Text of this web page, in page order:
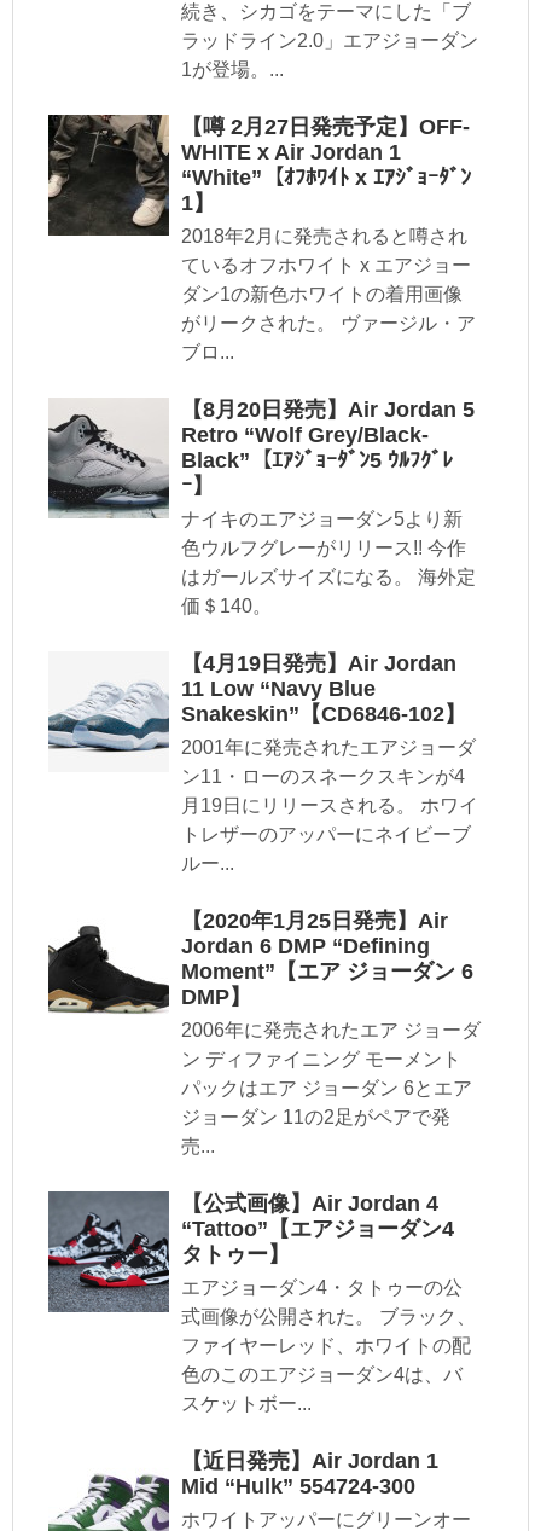
続き、シカゴをテーマにした「ブ
ラッドライン2.0」エアジョーダン
1が登場。...
【噂 2月27日発売予定】OFF-
WHITE x Air Jordan 1
“White”【ｵﾌﾎﾜｲﾄ x ｴｱｼﾞｮｰﾀﾞﾝ
1】
2018年2月に発売されると噂され
ているオフホワイト x エアジョー
ダン1の新色ホワイトの着用画像
がリークされた。 ヴァージル・ア
ブロ...
【8月20日発売】Air Jordan 5
Retro “Wolf Grey/Black-
Black”【ｴｱｼﾞｮｰﾀﾞﾝ5 ｳﾙﾌｸﾞﾚ
ｰ】
ナイキのエアジョーダン5より新
色ウルフグレーがリリース!! 今作
はガールズサイズになる。 海外定
価＄140。
【4月19日発売】Air Jordan
11 Low “Navy Blue
Snakeskin”【CD6846-102】
2001年に発売されたエアジョーダ
ン11・ローのスネークスキンが4
月19日にリリースされる。 ホワイ
トレザーのアッパーにネイビーブ
ルー...
【2020年1月25日発売】Air
Jordan 6 DMP “Defining
Moment”【エア ジョーダン 6
DMP】
2006年に発売されたエア ジョーダ
ン ディファイニング モーメント
パックはエア ジョーダン 6とエア
ジョーダン 11の2足がペアで発
売...
【公式画像】Air Jordan 4
“Tattoo”【エアジョーダン4
タトゥー】
エアジョーダン4・タトゥーの公
式画像が公開された。 ブラック、
ファイヤーレッド、ホワイトの配
色のこのエアジョーダン4は、バ
スケットボー...
【近日発売】Air Jordan 1
Mid “Hulk” 554724-300
ホワイトアッパーにグリーンオー